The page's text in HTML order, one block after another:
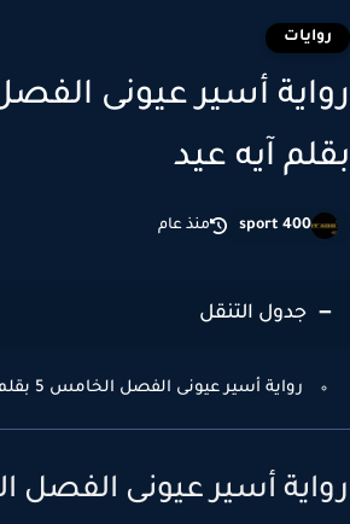
آيه عيد
sport 400 منذ عام
جدول التنقل
رواية أسير عيونى الفصل الخامس 5 بقلم آيه عيد